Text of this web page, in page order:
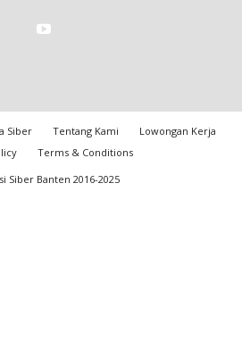
Siber Tentang Kami
Lowongan Kerja
Terms & Conditions
Siber Banten 2016-2025